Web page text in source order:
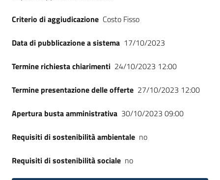
Seguici
Criterio di aggiudicazione Costo Fisso
Data di pubblicazione a sistema 17/10/2023
Termine richiesta chiarimenti 24/10/2023 12:00
Termine presentazione delle offerte 27/10/2023 12:00
Apertura busta amministrativa 30/10/2023 09:00
Requisiti di sostenibilità ambientale no
Requisiti di sostenibilità sociale no